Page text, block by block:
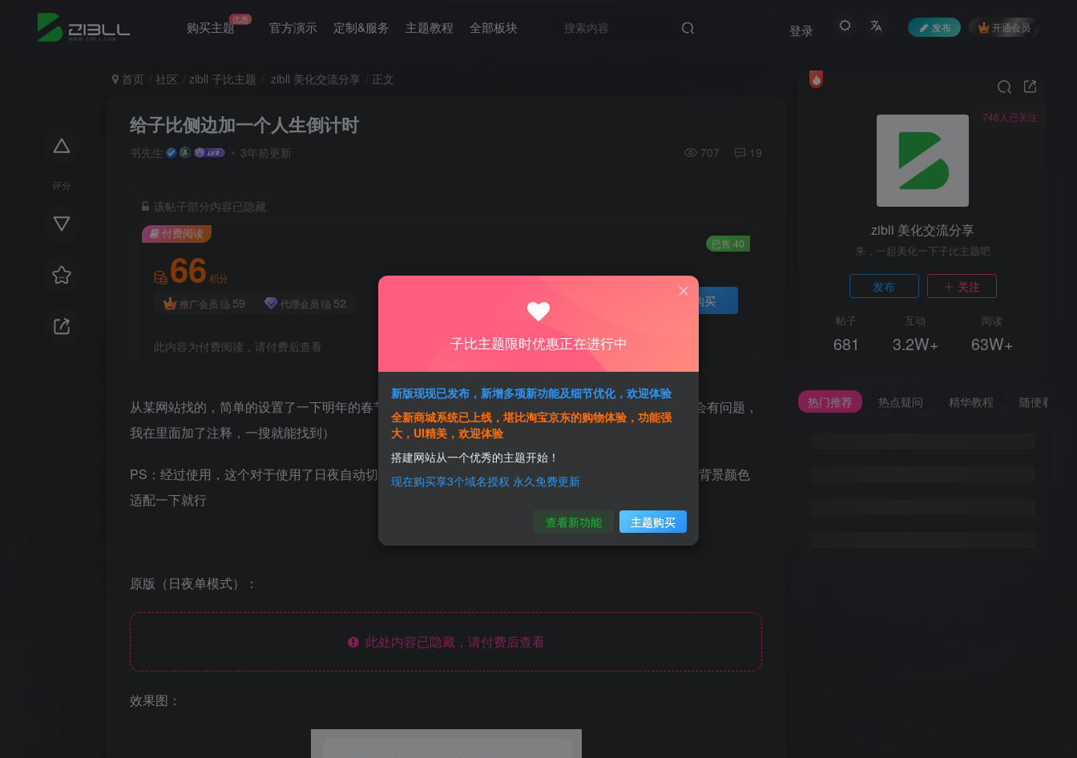
购买主题优惠 官方演示 定制&服务 主题教程 全部板块 发布 开通会员
登录
评分
首页 社区 zibll 子比主题 zibll 美化交流分享 正文
给子比侧边加一个人生倒计时
书先生 3年前更新 707 19
该帖子部分内容已隐藏
付费阅读
已售 40
66 积分
推广会员
59 代理会员 52 登录购买
此内容为付费阅读，请付费后查看
从某网站找的，简单的设置了一下明年的春节日期（每年都得手动设置一下春节日期，不然计算春节会有问题，
我在里面加了注释，一搜就能找到）
PS：经过使用，这个对于使用了日夜自动切换模式的网站来说可能不太友好，单模式的可以自行修改背景颜色
适配一下就行
原版（日夜单模式）：
此处内容已隐藏，请付费后查看
效果图：
746人已关注
zibll 美化交流分享
来，一起美化一下子比主题吧
发布 关注
帖子
681
互动
3.2W+
阅读
63W+
热门推荐 热点疑问 精华教程 随便看看
子比主题限时优惠正在进行中
新版现现已发布，新增多项新功能及细节优化，欢迎体验
全新商城系统已上线，堪比淘宝京东的购物体验，功能强
大，UI精美，欢迎体验
搭建网站从一个优秀的主题开始！
现在购买享3个域名授权 永久免费更新
查看新功能 主题购买